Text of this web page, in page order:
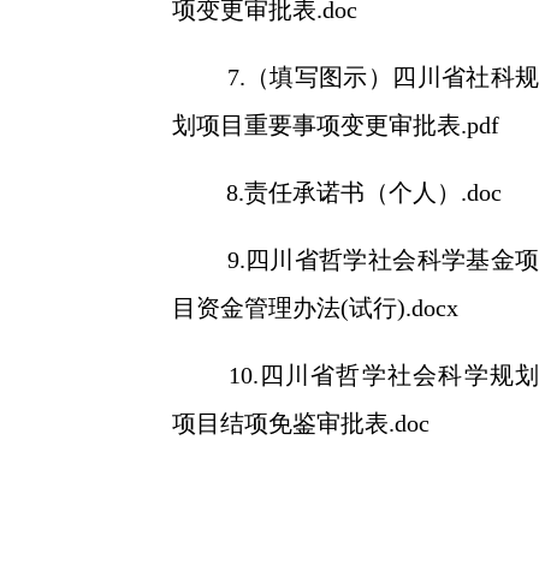
项变更审批表.doc
7.（填写图示）四川省社科规
划项目重要事项变更审批表.pdf
8.责任承诺书（个人）.doc
9.四川省哲学社会科学基金项
目资金管理办法(试行).docx
10.四川省哲学社会科学规划
项目结项免鉴审批表.doc